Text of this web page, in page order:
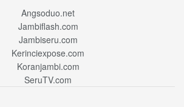
Angsoduo.net
Jambiflash.com
Jambiseru.com
Kerinciexpose.com
Koranjambi.com
SeruTV.com